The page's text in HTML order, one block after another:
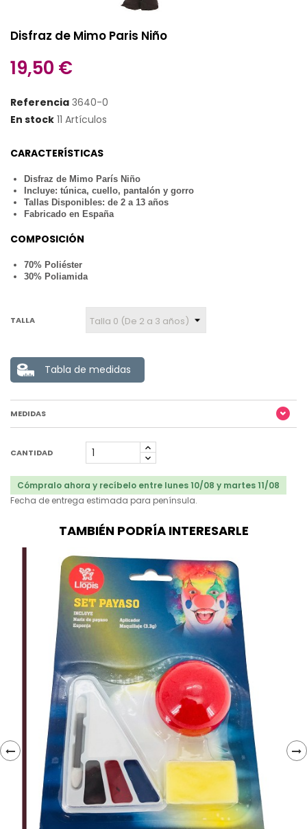
Disfraz de Mimo Paris Niño
19,50 €
Referencia 3640-0
En stock 11 Artículos
CARACTERÍSTICAS
Disfraz de Mimo París Niño
Incluye: túnica, cuello, pantalón y gorro
Tallas Disponibles: de 2 a 13 años
Fabricado en España
COMPOSICIÓN
70% Poliéster
30% Poliamida
TALLA
Tabla de medidas
MEDIDAS
CANTIDAD
Cómpralo ahora y recíbelo entre lunes 10/08 y martes 11/08
Fecha de entrega estimada para península.
TAMBIÉN PODRÍA INTERESARLE